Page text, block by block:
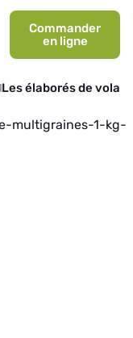
Commander
en ligne
Les élaborés de